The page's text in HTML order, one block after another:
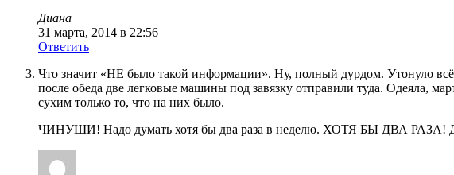
Диана
31 марта, 2014 в 22:56
Ответить
Что значит «НЕ было такой информации». Ну, полный дурдом. Утонуло
после обеда две легковые машины под завязку отправили туда. Одеяла,
сухим только то, что на них было.
ЧИНУШИ! Надо думать хотя бы два раза в неделю. ХОТЯ БЫ ДВА РАЗА!